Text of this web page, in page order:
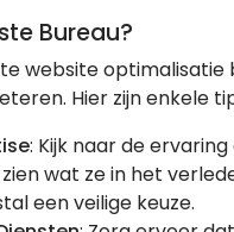
Bureau?
website
Hier zijn enkele
: Kijk naar de
wat ze in het
een veilige keuze.